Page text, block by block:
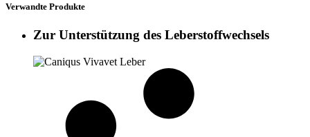
Verwandte Produkte
Zur Unterstützung des Leberstoffwechsels